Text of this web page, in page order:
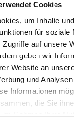
Cookies
um Inhalte
für soziale
Zugriffe auf unsere
geben wir
Website an
und
Informationen
die Sie
im Rahmen Ihrer
Vorlage
ohne das
und
die